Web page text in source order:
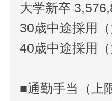
大学新卒
30歳中途採用
40歳中途採用
■通勤手当（上